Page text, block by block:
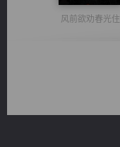
风前欲劝春光住